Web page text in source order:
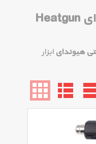
سشوار صنعتی هیوندای Heatgun
هیوندای ابزار